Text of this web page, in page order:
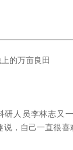
的万亩良田
员李林志又一
，自己一直很